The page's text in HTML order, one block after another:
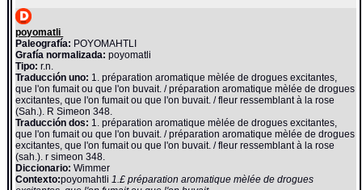
poyomatli
Paleografía: POYOMAHTLI
Grafía normalizada: poyomatli
Tipo: r.n.
Traducción uno: 1. préparation aromatique mèlée de drogues excitantes,
que l'on fumait ou que l'on buvait. / préparation aromatique mèlée de drogues
excitantes, que l'on fumait ou que l'on buvait. / fleur ressemblant à la rose
(Sah.). R Simeon 348.
Traducción dos: 1. préparation aromatique mèlée de drogues excitantes,
que l'on fumait ou que l'on buvait. / préparation aromatique mèlée de drogues
excitantes, que l'on fumait ou que l'on buvait. / fleur ressemblant à la rose
(sah.). r simeon 348.
Diccionario:Wimmer
Contexto:poyomahtli1.£ préparation aromatique mèlée de drogues